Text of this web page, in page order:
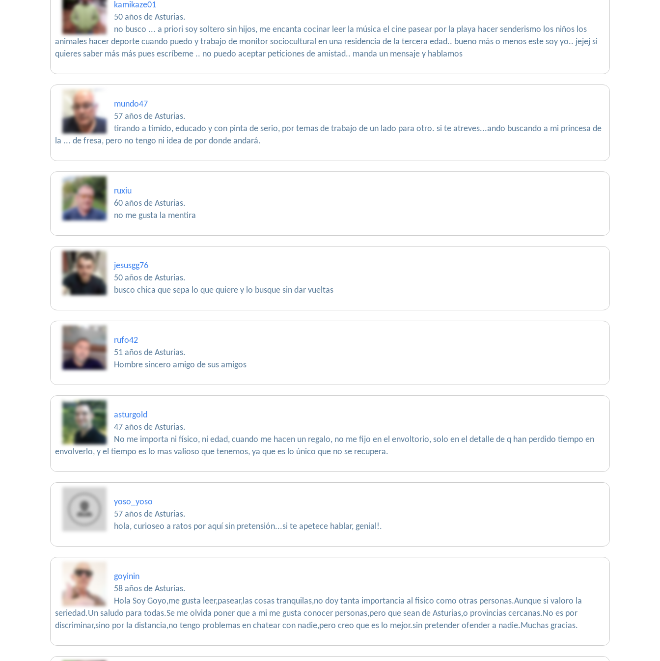
kamikaze01
50 años de Asturias.
no busco ... a priori soy soltero sin hijos, me encanta cocinar leer la música el cine pasear por la playa hacer senderismo los niños los
animales hacer deporte cuando puedo y trabajo de monitor sociocultural en una residencia de la tercera edad.. bueno más o menos este soy yo.. jejej si
quieres saber más más pues escríbeme .. no puedo aceptar peticiones de amistad.. manda un mensaje y hablamos
mundo47
57 años de Asturias.
tirando a tímido, educado y con pinta de serio, por temas de trabajo de un lado para otro. si te atreves...ando buscando a mi princesa de
la ... de fresa, pero no tengo ni idea de por donde andará.
ruxiu
60 años de Asturias.
no me gusta la mentira
jesusgg76
50 años de Asturias.
busco chica que sepa lo que quiere y lo busque sin dar vueltas
rufo42
51 años de Asturias.
Hombre sincero amigo de sus amigos
asturgold
47 años de Asturias.
No me importa ni físico, ni edad, cuando me hacen un regalo, no me fijo en el envoltorio, solo en el detalle de q han perdido tiempo en
envolverlo, y el tiempo es lo mas valioso que tenemos, ya que es lo único que no se recupera.
yoso_yoso
57 años de Asturias.
hola, curioseo a ratos por aquí sin pretensión...si te apetece hablar, genial!.
goyinin
58 años de Asturias.
Hola Soy Goyo,me gusta leer,pasear,las cosas tranquilas,no doy tanta importancia al fisico como otras personas.Aunque si valoro la
seriedad.Un saludo para todas.Se me olvida poner que a mi me gusta conocer personas,pero que sean de Asturias,o provincias cercanas.No es por
discriminar,sino por la distancia,no tengo problemas en chatear con nadie,pero creo que es lo mejor.sin pretender ofender a nadie.Muchas gracias.